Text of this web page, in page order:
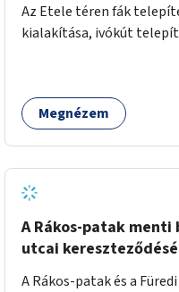
Az Etele téren fák
kialakítása, ivókút
Megnézem
A Rákos-patak
utcai
A Rákos-patak és a